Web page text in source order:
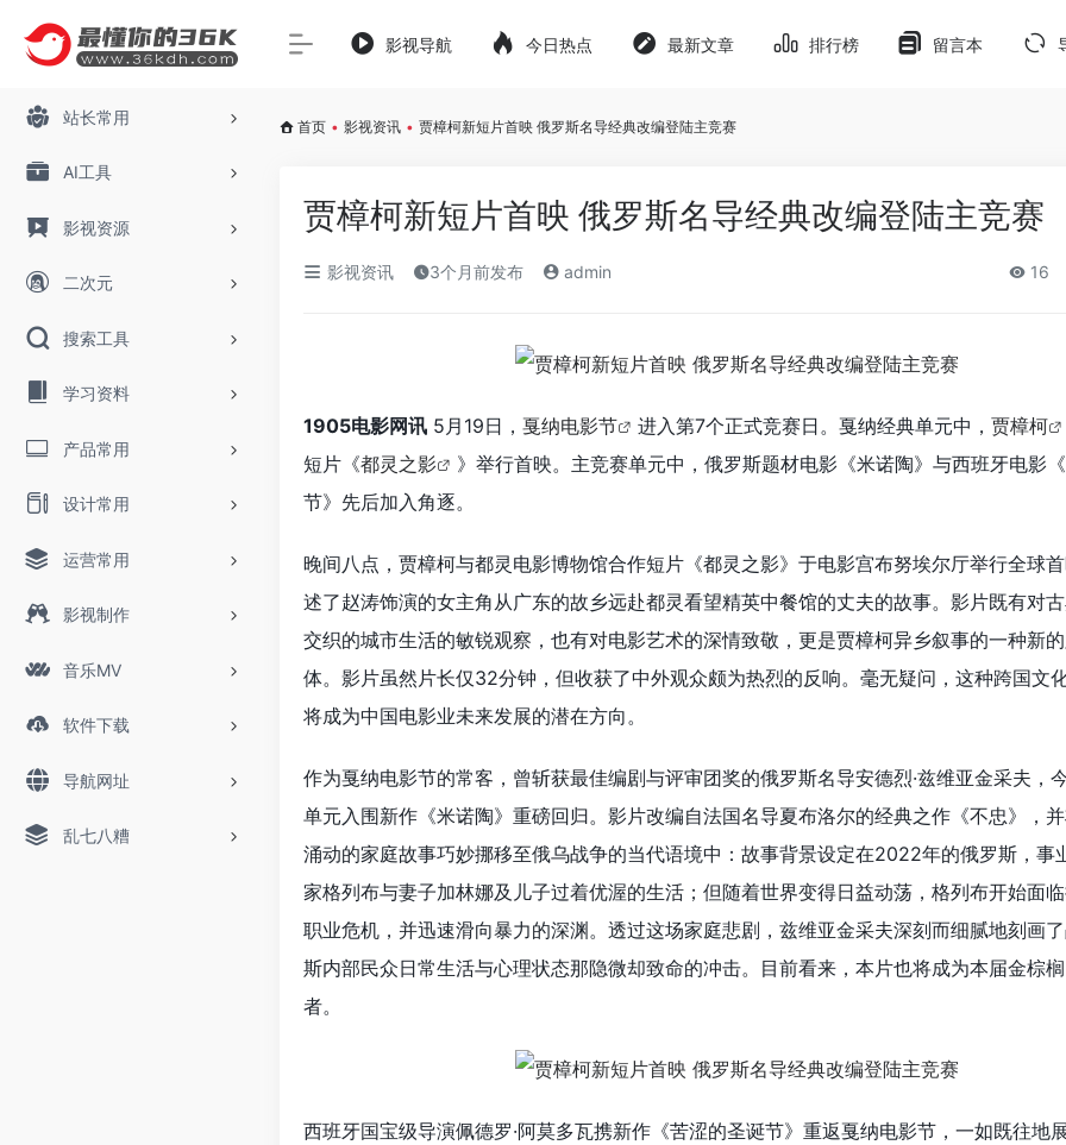
站长常用
AI工具
影视资源
二次元
搜索工具
学习资料
产品常用
设计常用
运营常用
影视制作
音乐MV
软件下载
导航网址
乱七八糟
影视导航 今日热点 最新文章 排行榜 留言本
首页 • 影视资讯 • 贾樟柯新短片首映 俄罗斯名导经典改编登陆主竞赛
贾樟柯新短片首映 俄罗斯名导经典改编登陆主竞赛
影视资讯 3个月前发布 admin 16
1905电影网讯 5月19日， 戛纳电影节 进入第7个正式竞赛日。戛纳经典单元中， 贾樟柯
短片《都灵之影
》举行首映。主竞赛单元中，俄罗斯题材电影《米诺陶》与西班牙电影
节》先后加入角逐。
晚间八点，贾樟柯与都灵电影博物馆合作短片《都灵之影》于电影宫布努埃尔厅举行全球
述了赵涛饰演的女主角从广东的故乡远赴都灵看望精英中餐馆的丈夫的故事。影片既有对
交织的城市生活的敏锐观察，也有对电影艺术的深情致敬，更是贾樟柯异乡叙事的一种新
体。影片虽然片长仅32分钟，但收获了中外观众颇为热烈的反响。毫无疑问，这种跨国文
将成为中国电影业未来发展的潜在方向。
作为戛纳电影节的常客，曾斩获最佳编剧与评审团奖的俄罗斯名导安德烈·兹维亚金采夫，
单元入围新作《米诺陶》重磅回归。影片改编自法国名导夏布洛尔的经典之作《不忠》，
涌动的家庭故事巧妙挪移至俄乌战争的当代语境中：故事背景设定在2022年的俄罗斯，事
家格列布与妻子加林娜及儿子过着优渥的生活；但随着世界变得日益动荡，格列布开始面
职业危机，并迅速滑向暴力的深渊。透过这场家庭悲剧，兹维亚金采夫深刻而细腻地刻画
斯内部民众日常生活与心理状态那隐微却致命的冲击。目前看来，本片也将成为本届金棕
者。
西班牙国宝级导演佩德罗·阿莫多瓦携新作《苦涩的圣诞节》重返戛纳电影节，一如既往地